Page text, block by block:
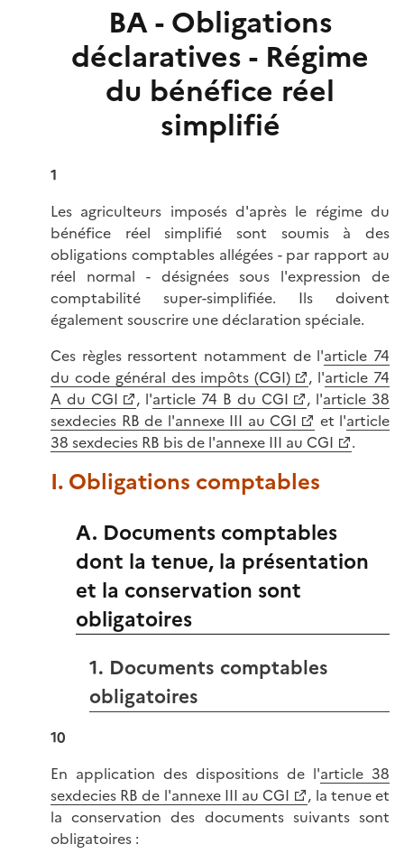
BA - Obligations
déclaratives - Régime
du bénéfice réel
simplifié
1
Les agriculteurs imposés d'après le régime du
bénéfice réel simplifié sont soumis à des
obligations comptables allégées - par rapport au
réel normal - désignées sous l'expression de
comptabilité super-simplifiée. Ils doivent
également souscrire une déclaration spéciale.
Ces règles ressortent notamment de l'article 74
du code général des impôts (CGI)
, l'article 74
A du CGI
, l'article 74 B du CGI , l'article 38
sexdecies RB de l'annexe III au CGI
et l'article
38 sexdecies RB bis de l'annexe III au CGI
.
I. Obligations comptables
A. Documents comptables
dont la tenue, la présentation
et la conservation sont
obligatoires
1. Documents comptables
obligatoires
10
En application des dispositions de l'article 38
sexdecies RB de l'annexe III au CGI
, la tenue et
la conservation des documents suivants sont
obligatoires :